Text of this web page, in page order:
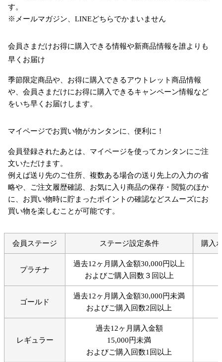
す。
※メールマガジン、LINEどちらでかまいません
会員さまだけお得に購入できる情報や新商品情報を誰よりも
早くお届け
季節限定商品や、お得に購入できるアウトレット商品情報
や、会員さまだけにお得に購入できるキャンペーン情報など
をいち早くお届けします。
マイページでお買い物がカンタンに、便利に！
会員登録されたあとは、マイページを使ってカンタンにご注
文いただけます。
例えば送り先のご住所、複数ある場合の送り先上の入力の省
略や、ご注文履歴確認、お気に入り商品の保存・閲覧のほか
に、お買い物時に貯まったポイントの確認などスムーズにお
買い物を楽しむことが可能です。
会員ステージ ステージ設定条件 購入
プラチナ
過去12ヶ月購入金額30,000円以上
およびご購入回数３回以上
ゴールド
過去12ヶ月購入金額30,000円未満
およびご購入回数2回以上
レギュラー
過去12ヶ月購入金額
15,000円未満
およびご購入回数1回以上